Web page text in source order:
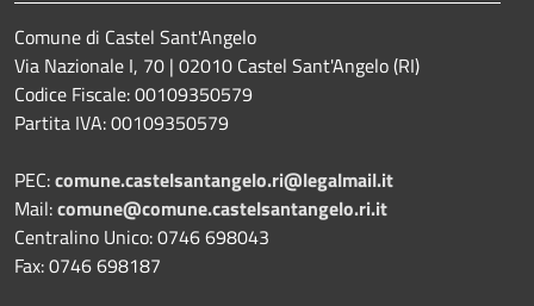
Comune di Castel Sant'Angelo
Via Nazionale I, 70 | 02010 Castel Sant'Angelo (RI)
Codice Fiscale: 00109350579
Partita IVA: 00109350579
PEC:comune.castelsantangelo.ri@legalmail.it
Mail:comune@comune.castelsantangelo.ri.it
Centralino Unico: 0746 698043
Fax: 0746 698187